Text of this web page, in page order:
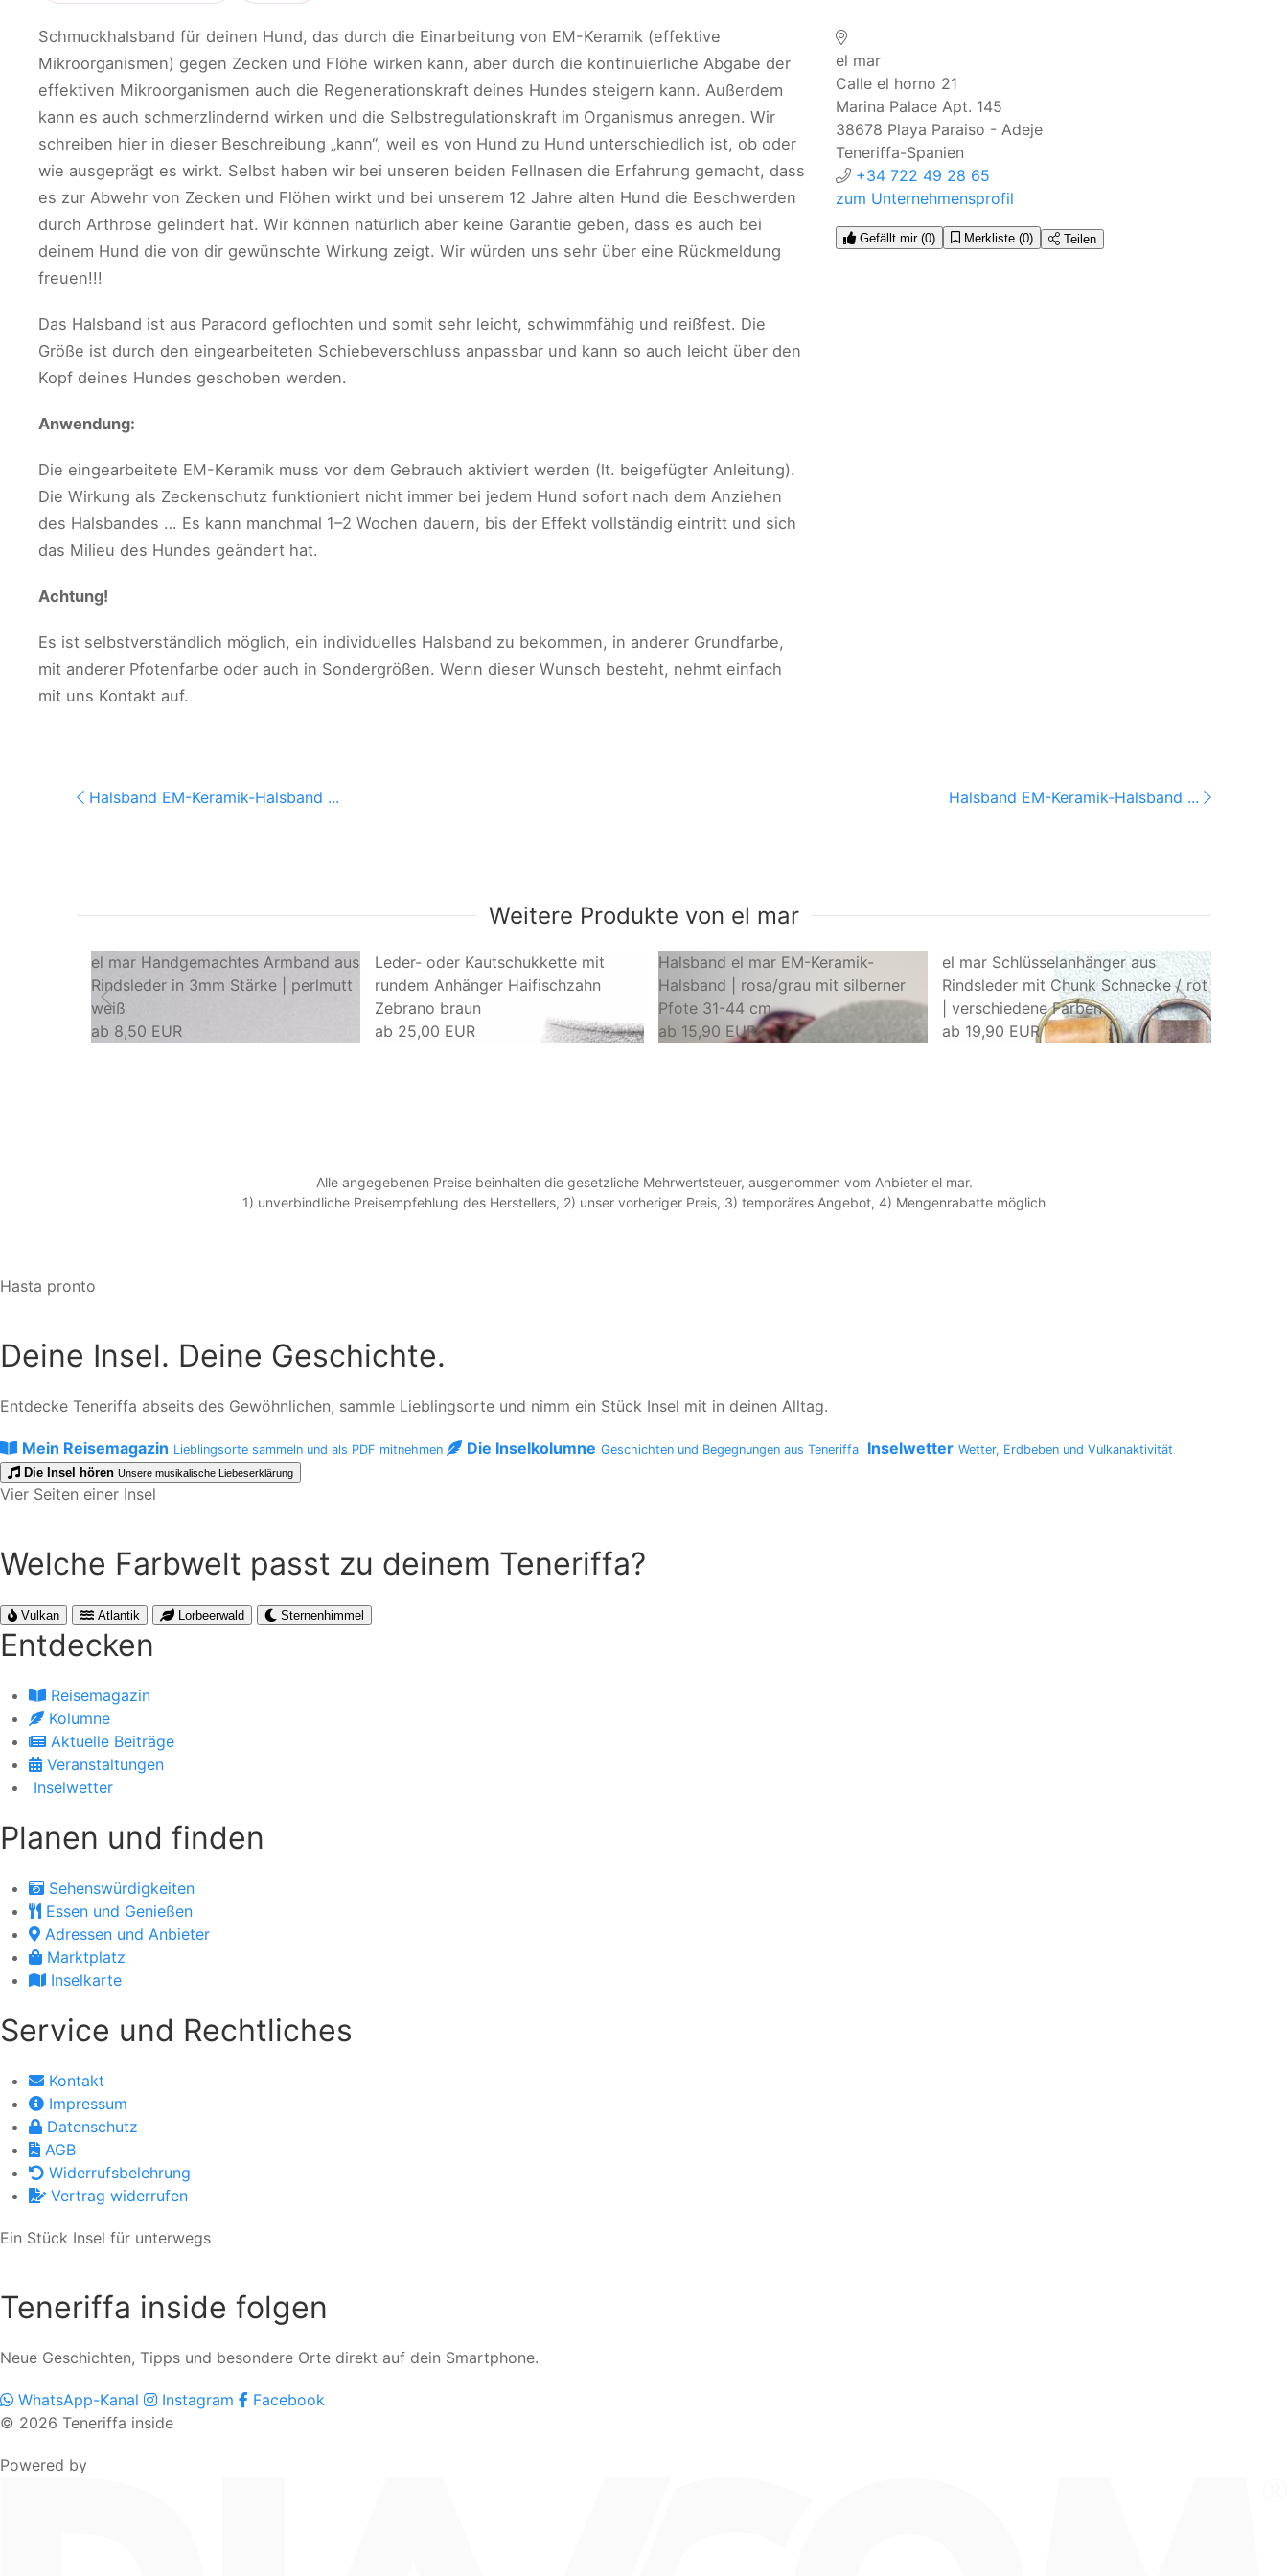
Schmuckhalsband für deinen Hund, das durch die Einarbeitung von EM-Keramik (effektive
Mikroorganismen) gegen Zecken und Flöhe wirken kann, aber durch die kontinuierliche Abgabe der
effektiven Mikroorganismen auch die Regenerationskraft deines Hundes steigern kann. Außerdem
kann es auch schmerzlindernd wirken und die Selbstregulationskraft im Organismus anregen. Wir
schreiben hier in dieser Beschreibung „kann“, weil es von Hund zu Hund unterschiedlich ist, ob oder
wie ausgeprägt es wirkt. Selbst haben wir bei unseren beiden Fellnasen die Erfahrung gemacht, dass
es zur Abwehr von Zecken und Flöhen wirkt und bei unserem 12 Jahre alten Hund die Beschwerden
durch Arthrose gelindert hat. Wir können natürlich aber keine Garantie geben, dass es auch bei
deinem Hund die von dir gewünschte Wirkung zeigt. Wir würden uns sehr über eine Rückmeldung
freuen!!!
Das Halsband ist aus Paracord geflochten und somit sehr leicht, schwimmfähig und reißfest. Die
Größe ist durch den eingearbeiteten Schiebeverschluss anpassbar und kann so auch leicht über den
Kopf deines Hundes geschoben werden.
Anwendung:
Die eingearbeitete EM-Keramik muss vor dem Gebrauch aktiviert werden (lt. beigefügter Anleitung).
Die Wirkung als Zeckenschutz funktioniert nicht immer bei jedem Hund sofort nach dem Anziehen
des Halsbandes … Es kann manchmal 1–2 Wochen dauern, bis der Effekt vollständig eintritt und sich
das Milieu des Hundes geändert hat.
Achtung!
Es ist selbstverständlich möglich, ein individuelles Halsband zu bekommen, in anderer Grundfarbe,
mit anderer Pfotenfarbe oder auch in Sondergrößen. Wenn dieser Wunsch besteht, nehmt einfach
mit uns Kontakt auf.
el mar
Calle el horno 21
Marina Palace Apt. 145
38678 Playa Paraiso - Adeje
Teneriffa-Spanien
+34 722 49 28 65
zum Unternehmensprofil
Gefällt mir (0) Merkliste (0) Teilen
Halsband EM-Keramik-Halsband ... Halsband EM-Keramik-Halsband ...
Weitere Produkte von el mar
el mar Handgemachtes Armband aus
Rindsleder in 3mm Stärke | perlmutt
weiß
ab 8,50 EUR
Leder- oder Kautschukkette mit
rundem Anhänger Haifischzahn
Zebrano braun
ab 25,00 EUR
Halsband el mar EM-Keramik-
Halsband | rosa/grau mit silberner
Pfote 31-44 cm
ab 15,90 EUR
el mar Schlüsselanhänger aus
Rindsleder mit Chunk Schnecke / rot
| verschiedene Farben
ab 19,90 EUR
Alle angegebenen Preise beinhalten die gesetzliche Mehrwertsteuer, ausgenommen vom Anbieter el mar.
1) unverbindliche Preisempfehlung des Herstellers, 2) unser vorheriger Preis, 3) temporäres Angebot, 4) Mengenrabatte möglich
Hasta pronto
Deine Insel. Deine Geschichte.
Entdecke Teneriffa abseits des Gewöhnlichen, sammle Lieblingsorte und nimm ein Stück Insel mit in deinen Alltag.
Mein Reisemagazin Lieblingsorte sammeln und als PDF mitnehmen Die Inselkolumne Geschichten und Begegnungen aus Teneriffa Inselwetter Wetter, Erdbeben und Vulkanaktivität
Die Insel hören Unsere musikalische Liebeserklärung
Vier Seiten einer Insel
Welche Farbwelt passt zu deinem Teneriffa?
Vulkan Atlantik Lorbeerwald Sternenhimmel
Entdecken
Reisemagazin
Kolumne
Aktuelle Beiträge
Veranstaltungen
Inselwetter
Planen und finden
Sehenswürdigkeiten
Essen und Genießen
Adressen und Anbieter
Marktplatz
Inselkarte
Service und Rechtliches
Kontakt
Impressum
Datenschutz
AGB
Widerrufsbelehrung
Vertrag widerrufen
Ein Stück Insel für unterwegs
Teneriffa inside folgen
Neue Geschichten, Tipps und besondere Orte direkt auf dein Smartphone.
WhatsApp-Kanal Instagram
Facebook
© 2026 Teneriffa inside
Powered by